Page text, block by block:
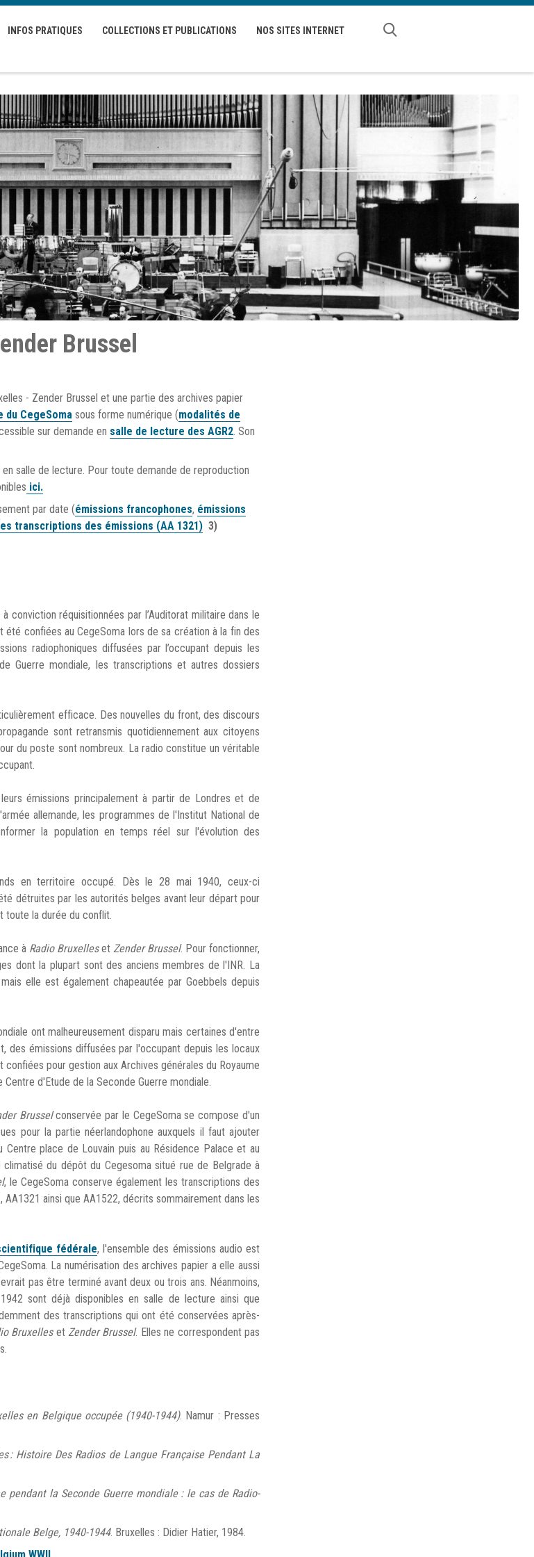
INFOS PRATIQUES COLLECTIONS ET PUBLICATIONS
NOS SITES INTERNET
Brussel
- Zender Brussel et une partie des archives papier
du CegeSoma sous forme numérique (modalités de
sur demande en salle de lecture des AGR2. Son
salle de lecture. Pour toute demande de reproduction
ici.
par date (émissions francophones, émissions
transcriptions des émissions (AA 1321) 3)
réquisitionnées par l’Auditorat militaire dans le
confiées au CegeSoma lors de sa création à la fin des
radiophoniques diffusées par l’occupant depuis les
Guerre mondiale, les transcriptions et autres dossiers
efficace. Des nouvelles du front, des discours
sont retransmis quotidiennement aux citoyens
du poste sont nombreux. La radio constitue un véritable
émissions principalement à partir de Londres et de
allemande, les programmes de l'Institut National de
la population en temps réel sur l'évolution des
en territoire occupé. Dès le 28 mai 1940, ceux-ci
détruites par les autorités belges avant leur départ pour
toute la durée du conflit.
à Radio Bruxelleset Zender Brussel. Pour fonctionner,
dont la plupart sont des anciens membres de l'INR. La
elle est également chapeautée par Goebbels depuis
ont malheureusement disparu mais certaines d'entre
des émissions diffusées par l'occupant depuis les locaux
pour gestion aux Archives générales du Royaume
d'Etude de la Seconde Guerre mondiale.
Brusselconservée par le CegeSoma se compose d'un
pour la partie néerlandophone auxquels il faut ajouter
place de Louvain puis au Résidence Palace et au
du dépôt du Cegesoma situé rue de Belgrade à
, le CegeSoma conserve également les transcriptions des
ainsi que AA1522, décrits sommairement dans les
fédérale, l'ensemble des émissions audio est
La numérisation des archives papier a elle aussi
pas être terminé avant deux ou trois ans. Néanmoins,
sont déjà disponibles en salle de lecture ainsi que
des transcriptions qui ont été conservées après-
BruxellesetZender Brussel. Elles ne correspondent pas
en Belgique occupée (1940-1944). Namur : Presses
: Histoire Des Radios de Langue Française Pendant La
la Seconde Guerre mondiale : le cas de Radio-
Belge, 1940-1944. Bruxelles : Didier Hatier, 1984.